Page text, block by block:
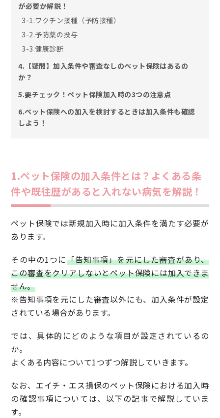
が必要か解説！
3-1.ワクチン接種（予防接種）
3-2.予防薬の投与
3-3.健康診断
4.【疑問】加入条件や審査なしのペット保険はあるの
か？
5.要チェック！ペット保険加入時の3つの注意点
6.ペット保険への加入を検討するときは加入条件も確認
しよう！
1.ペット保険の加入条件とは？よくある条
件や既往歴があると入れない病気を解説！
ペット保険では新規加入時に加入条件を満たす必要が
あります。
その中の1つに「告知事項」を元にした審査があり、
この審査をクリアしないとペット保険には加入できま
せん。
※告知事項を元にした審査以外にも、加入条件が設定
されている場合があります。
では、具体的にどのような項目が設定されているの
か。
よくある内容について1つずつ解説していきます。
なお、エイチ・エス損保のペット保険における加入時
の確認事項については、以下の記事で解説していま
す。